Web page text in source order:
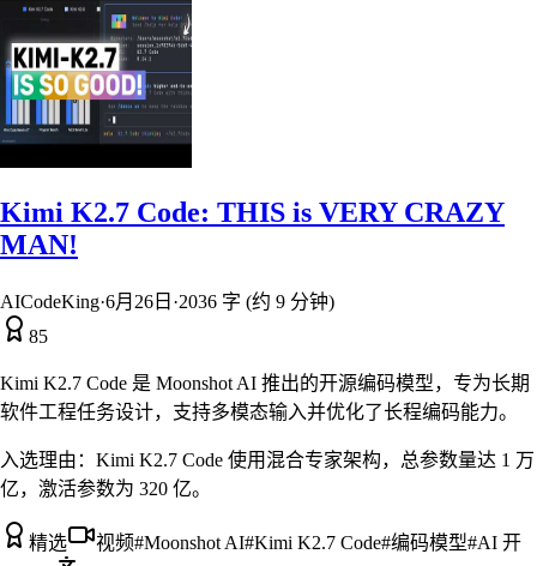
Kimi K2.7 Code: THIS is VERY CRAZY
MAN!
AICodeKing·6月26日 ·2036 字 (约 9 分钟)
85
Kimi K2.7 Code 是 Moonshot AI 推出的开源编码模型，专为长期
软件工程任务设计，支持多模态输入并优化了长程编码能力。
入选理由： Kimi K2.7 Code 使用混合专家架构，总参数量达 1 万
亿，激活参数为 320 亿。
精选 视频#Moonshot AI#Kimi K2.7 Code#编码模型#AI 开